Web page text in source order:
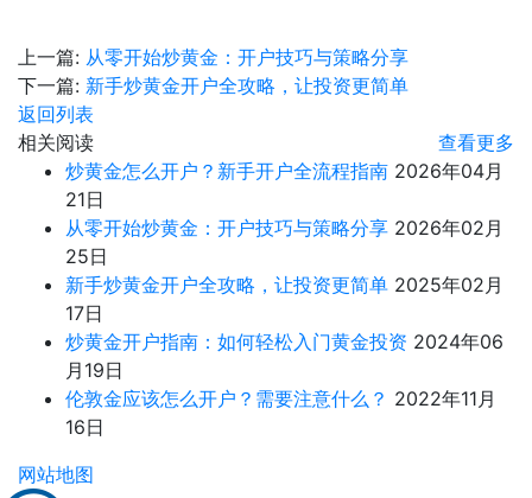
上一篇: 从零开始炒黄金：开户技巧与策略分享
下一篇: 新手炒黄金开户全攻略，让投资更简单
返回列表
相关阅读
查看更多
炒黄金怎么开户？新手开户全流程指南 2026年04月
21日
从零开始炒黄金：开户技巧与策略分享 2026年02月
25日
新手炒黄金开户全攻略，让投资更简单 2025年02月
17日
炒黄金开户指南：如何轻松入门黄金投资 2024年06
月19日
伦敦金应该怎么开户？需要注意什么？ 2022年11月
16日
网站地图